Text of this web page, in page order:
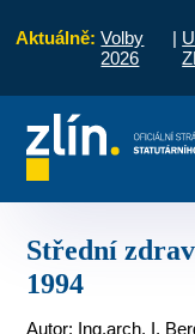
Aktuálně: Volby
2026
|
vyřídit
Střední zdravotnická škola a penzion,
1994
Autor: Ing.arch. I.